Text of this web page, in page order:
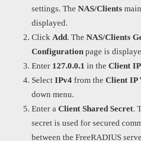
settings. The NAS/Clients
displayed.
Click Add. The NAS/Clients
Configuration page is
Enter 127.0.0.1 in the Client
Select IPv4 from the Client IP
down menu.
Enter a Client Shared Secret.
secret is used for secured
between the FreeRADIUS